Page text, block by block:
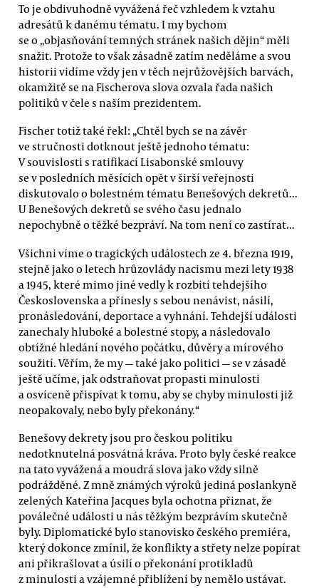
To je obdivuhodně vyvážená řeč vzhledem k vztahu
adresátů k danému tématu. I my bychom
se o „objasňování temných stránek našich dějin“ měli
snažit. Protože to však zásadně zatím neděláme a svou
historii vidíme vždy jen v těch nejrůžovějších barvách,
okamžitě se na Fischerova slova ozvala řada našich
politiků v čele s naším prezidentem.
Fischer totiž také řekl: „Chtěl bych se na závěr
ve stručnosti dotknout ještě jednoho tématu:
V souvislosti s ratifikací Lisabonské smlouvy
se v posledních měsících opět v širší veřejnosti
diskutovalo o bolestném tématu Benešových dekretů...
U Benešových dekretů se svého času jednalo
nepochybně o těžké bezpráví. Na tom není co zastírat...
Všichni víme o tragických událostech ze 4. března 1919,
stejně jako o letech hrůzovlády nacismu mezi lety 1938
a 1945, které mimo jiné vedly k rozbití tehdejšího
Československa a přinesly s sebou nenávist, násilí,
pronásledování, deportace a vyhnání. Tehdejší události
zanechaly hluboké a bolestné stopy, a následovalo
obtížné hledání nového počátku, důvěry a mírového
soužití. Věřím, že my—také jako politici —se v zásadě
ještě učíme, jak odstraňovat propasti minulosti
a osvíceně přispívat k tomu, aby se chyby minulosti již
neopakovaly, nebo byly překonány.“
Benešovy dekrety jsou pro českou politiku
nedotknutelná posvátná kráva. Proto byly české reakce
na tato vyvážená a moudrá slova jako vždy silně
podrážděné. Z mně známých výroků jediná poslankyně
zelených Kateřina Jacques byla ochotna přiznat, že
poválečné události u nás těžkým bezprávím skutečně
byly. Diplomatické bylo stanovisko českého premiéra,
který dokonce zmínil, že konflikty a střety nelze popírat
ani přikrašlovat a úsilí o překonání protikladů
z minulosti a vzájemné přiblížení by nemělo ustávat.